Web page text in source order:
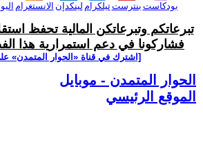
الانستغرام لينكدإن تيلكرامبنترست بودكاست
تبرعاتكم وتبرعاتكن المالية تحفظ
فشاركونا في دعم استمرارية هذا
[اشترك في قناة ‫«الحوار المتمدن»
الحوار المتمدن - موبايل
الموقع الرئيسي